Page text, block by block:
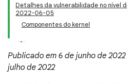
Detalhes da vulnerabilidade no nível
2022-06-05
Componentes do kernel
Publicado em 6 de junho de
julho de 2022